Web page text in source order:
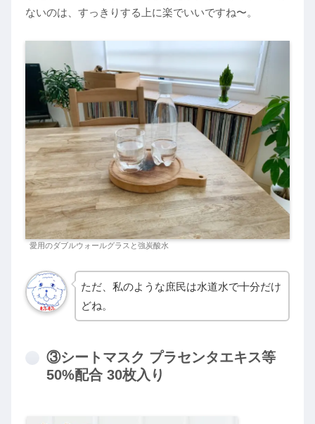
ないのは、すっきりする上に楽でいいですね〜。
愛用のダブルウォールグラスと強炭酸水
ただ、私のような庶民は水道水で十分だけ
どね。
③シートマスク プラセンタエキス等
50%配合 30枚入り